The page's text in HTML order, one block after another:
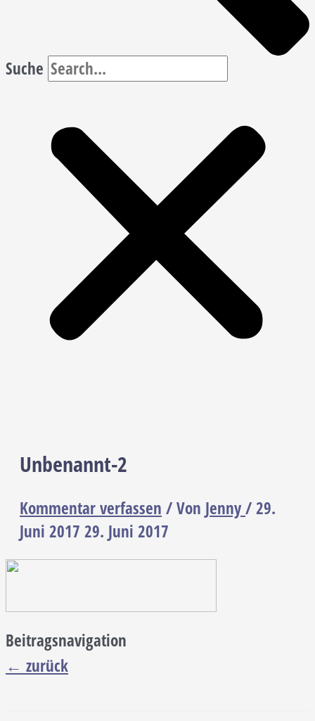
Suche
Unbenannt-2
Kommentar verfassen / Von Jenny/29.
Juni 2017 29. Juni 2017
Beitragsnavigation
← zurück